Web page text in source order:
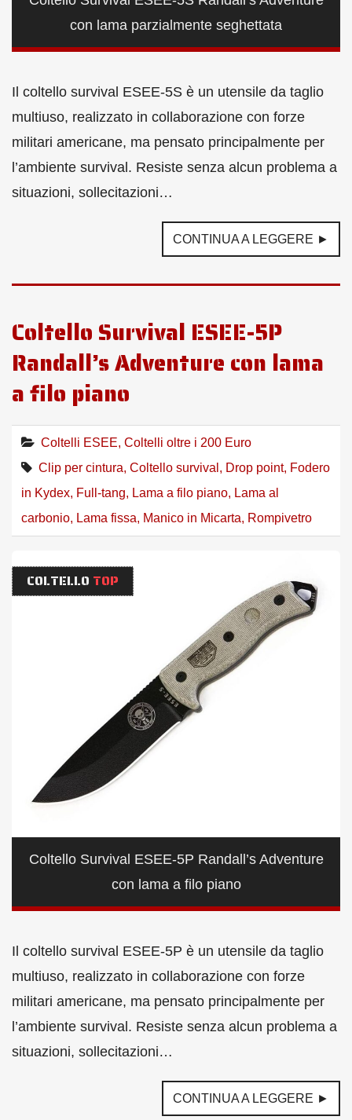
con lama parzialmente seghettata
Il coltello survival ESEE-5S è un utensile da taglio
multiuso, realizzato in collaborazione con forze
militari americane, ma pensato principalmente per
l’ambiente survival. Resiste senza alcun problema a
situazioni, sollecitazioni…
CONTINUA A LEGGERE ►
Coltello Survival ESEE-5P
Randall’s Adventure con lama
a filo piano
Coltelli ESEE, Coltelli oltre i 200 Euro
Clip per cintura, Coltello survival , Drop point, Fodero
in Kydex, Full-tang, Lama a filo piano, Lama al
carbonio, Lama fissa, Manico in Micarta, Rompivetro
COLTELLO TOP
Coltello Survival ESEE-5P Randall’s Adventure
con lama a filo piano
Il coltello survival ESEE-5P è un utensile da taglio
multiuso, realizzato in collaborazione con forze
militari americane, ma pensato principalmente per
l’ambiente survival. Resiste senza alcun problema a
situazioni, sollecitazioni…
CONTINUA A LEGGERE ►